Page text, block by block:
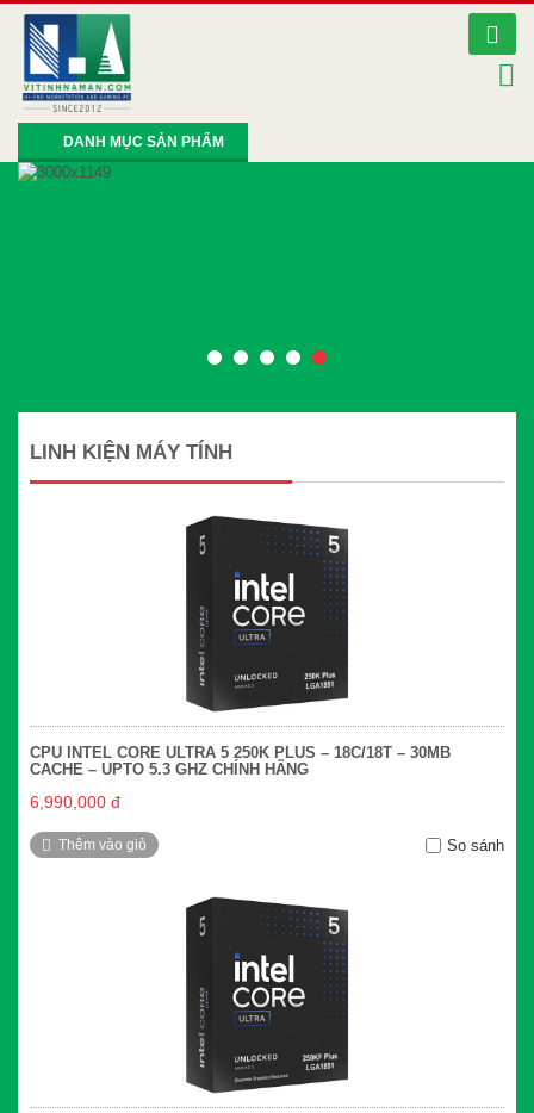
DANH MỤC SẢN PHẨM
LINH KIỆN MÁY TÍNH
CPU INTEL CORE ULTRA 5 250K PLUS – 18C/18T – 30MB
CACHE – UPTO 5.3 GHZ CHÍNH HÃNG
6,990,000 đ
Thêm vào giỏ So sánh